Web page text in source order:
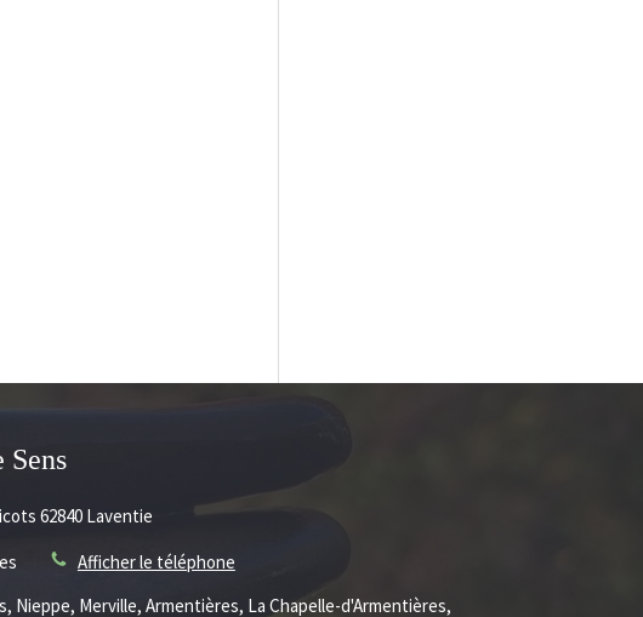
62840 Laventie
Afficher le téléphone
Nieppe, Merville, Armentières, La Chapelle-d'Armentières,